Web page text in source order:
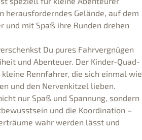
herausforderndes Gelände, auf dem
und mit Spaß ihre Runden drehen
Du pures Fahrvergnügen
und Abenteuer. Der Kinder-Quad-
Rennfahrer, die sich einmal wie
und den Nervenkitzel lieben.
nur Spaß und Spannung, sondern
und die Koordination –
wahr werden lässt und